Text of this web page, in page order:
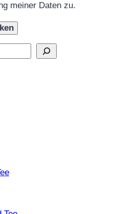
meiner Daten zu.